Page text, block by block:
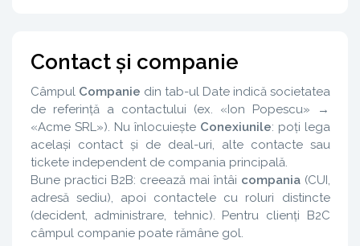
Contact și companie
Câmpul Companie din tab-ul Date indică societatea
de referință a contactului (ex. «Ion Popescu» →
«Acme SRL»). Nu înlocuiește Conexiunile: poți lega
același contact și de deal-uri, alte contacte sau
tickete independent de compania principală.
Bune practici B2B: creează mai întâi compania(CUI,
adresă sediu), apoi contactele cu roluri distincte
(decident, administrare, tehnic). Pentru clienți B2C
câmpul companie poate rămâne gol.